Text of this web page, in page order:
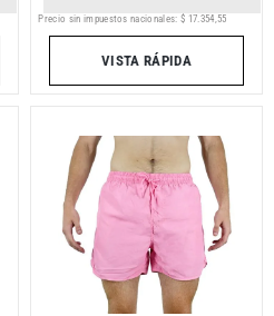
Precio sin impuestos nacionales: $ 17 354 55
VISTA RÁPIDA